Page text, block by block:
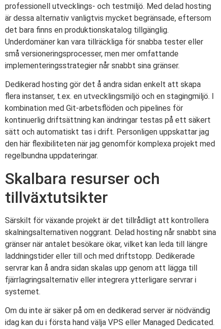
professionell utvecklings- och testmiljö. Med delad hosting
är dessa alternativ vanligtvis mycket begränsade, eftersom
det bara finns en produktionskatalog tillgänglig.
Underdomäner kan vara tillräckliga för snabba tester eller
små versioneringsprocesser, men mer omfattande
implementeringsstrategier når snabbt sina gränser.
Dedikerad hosting gör det å andra sidan enkelt att skapa
flera instanser, t.ex. en utvecklingsmiljö och en stagingmiljö. I
kombination med Git-arbetsflöden och pipelines för
kontinuerlig driftsättning kan ändringar testas på ett säkert
sätt och automatiskt tas i drift. Personligen uppskattar jag
den här flexibiliteten när jag genomför komplexa projekt med
regelbundna uppdateringar.
Skalbara resurser och
tillväxtutsikter
Särskilt för växande projekt är det tillrådligt att kontrollera
skalningsalternativen noggrant. Delad hosting når snabbt sina
gränser när antalet besökare ökar, vilket kan leda till längre
laddningstider eller till och med driftstopp. Dedikerade
servrar kan å andra sidan skalas upp genom att lägga till
fjärrlagringsalternativ eller integrera ytterligare servrar i
systemet.
Om du inte är säker på om en dedikerad server är nödvändig
idag kan du i första hand välja VPS eller Managed Dedicated.